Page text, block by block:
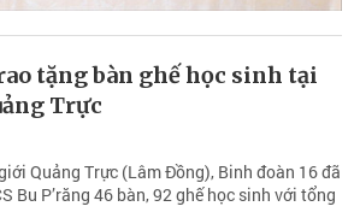
tặng bàn ghế học sinh tại
Trực
Quảng Trực (Lâm Đồng), Binh đoàn 16 đã
Bu P’răng 46 bàn, 92 ghế học sinh với tổng